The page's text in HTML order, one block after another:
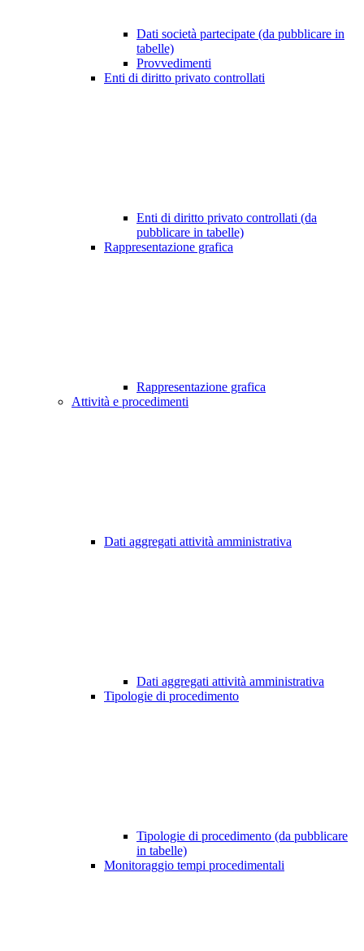
Dati società partecipate (da pubblicare in
tabelle)
Provvedimenti
Enti di diritto privato controllati
Enti di diritto privato controllati (da
pubblicare in tabelle)
Rappresentazione grafica
Rappresentazione grafica
Attività e procedimenti
Dati aggregati attività amministrativa
Dati aggregati attività amministrativa
Tipologie di procedimento
Tipologie di procedimento (da pubblicare
in tabelle)
Monitoraggio tempi procedimentali